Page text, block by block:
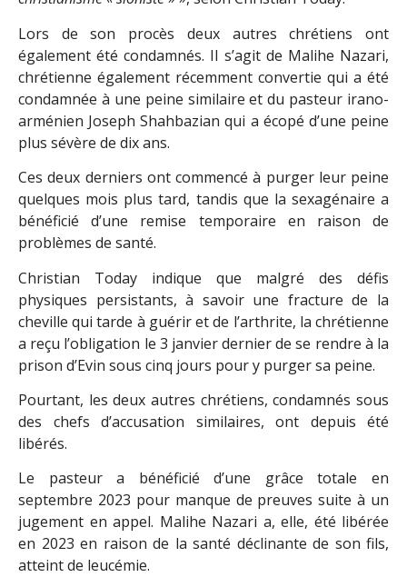
Lors de son procès deux autres chrétiens ont
également été condamnés. Il s’agit de Malihe Nazari,
chrétienne également récemment convertie qui a été
condamnée à une peine similaire et du pasteur irano-
arménien Joseph Shahbazian qui a écopé d’une peine
plus sévère de dix ans.
Ces deux derniers ont commencé à purger leur peine
quelques mois plus tard, tandis que la sexagénaire a
bénéficié d’une remise temporaire en raison de
problèmes de santé.
Christian Today indique que malgré des défis
physiques persistants, à savoir une fracture de la
cheville qui tarde à guérir et de l’arthrite, la chrétienne
a reçu l’obligation le 3 janvier dernier de se rendre à la
prison d’Evin sous cinq jours pour y purger sa peine.
Pourtant, les deux autres chrétiens, condamnés sous
des chefs d’accusation similaires, ont depuis été
libérés.
Le pasteur a bénéficié d’une grâce totale en
septembre 2023 pour manque de preuves suite à un
jugement en appel. Malihe Nazari a, elle, été libérée
en 2023 en raison de la santé déclinante de son fils,
atteint de leucémie.